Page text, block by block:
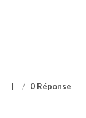
/ 0 Réponse